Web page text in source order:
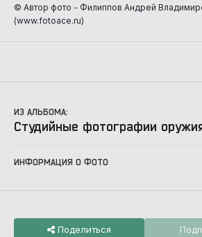
© Автор фото - Филиппов Андрей
(www.fotoace.ru)
ИЗ АЛЬБОМА:
Студийные фотографии
ИНФОРМАЦИЯ О ФОТО
Поделиться